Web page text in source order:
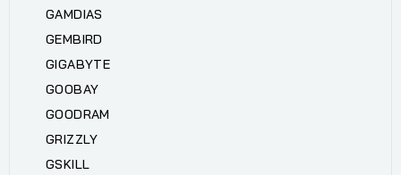
GAMDIAS
GEMBIRD
GIGABYTE
GOOBAY
GOODRAM
GRIZZLY
GSKILL